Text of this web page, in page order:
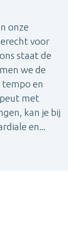
onze
voor
staat de
we de
en
met
kan je bij
en...